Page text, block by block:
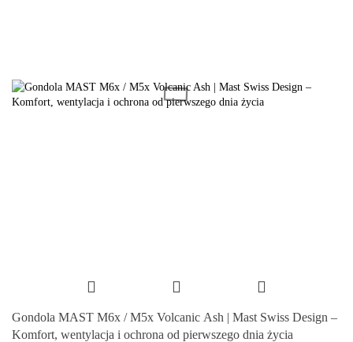
Gondola MAST M6x / M5x Volcanic Ash | Mast Swiss Design –
Komfort, wentylacja i ochrona od pierwszego dnia życia